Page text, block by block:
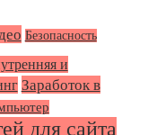
Безопасность
и
Заработок в
для сайта